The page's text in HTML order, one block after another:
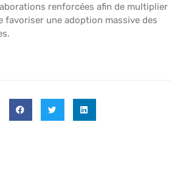
renforcées afin de multiplier
favoriser une adoption massive des